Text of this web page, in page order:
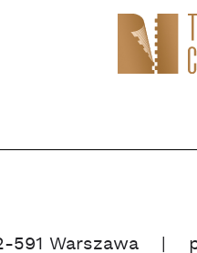
591 Warszawa